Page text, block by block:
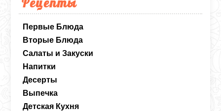
Первые Блюда
Вторые Блюда
Салаты и Закуски
Напитки
Десерты
Выпечка
Детская Кухня